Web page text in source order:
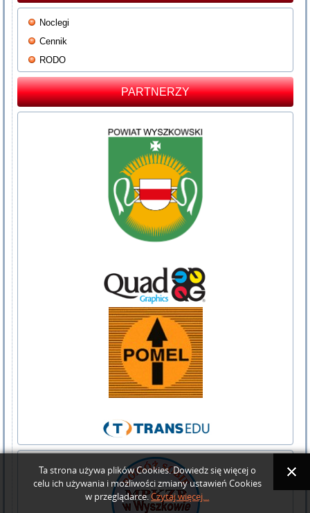
Noclegi
Cennik
RODO
PARTNERZY
Ta strona używa plików Cookies. Dowiedz się więcej o
celu ich używania i możliwości zmiany ustawień Cookies
w przeglądarce.Czytaj więcej...